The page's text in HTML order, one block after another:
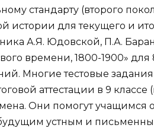
стандарту (второго
истории для текущего и
А.Я. Юдовской, П.А.
времени, 1800-1900» для
Многие тестовые задания
аттестации в 9
Они помогут учащимся
устным и